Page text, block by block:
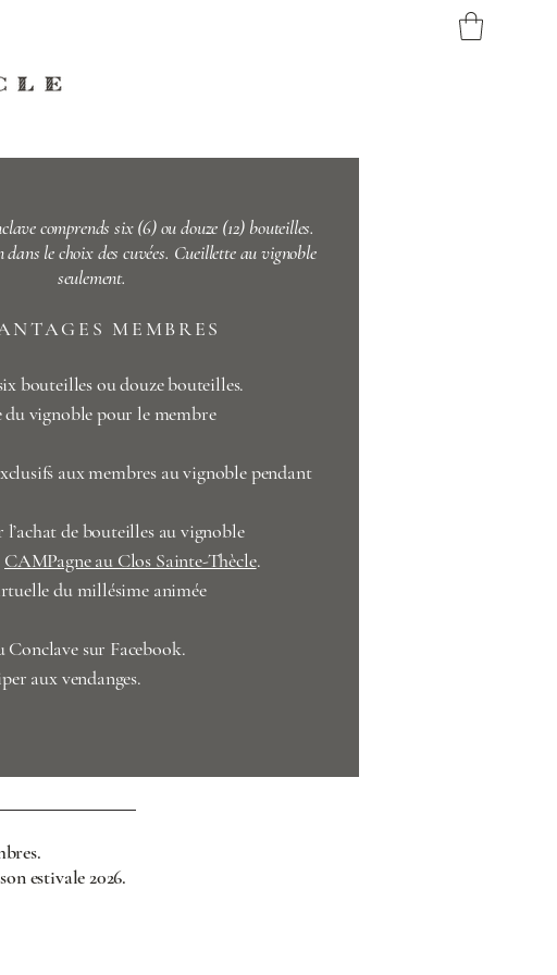
comprends six (6) ou douze (12) bouteilles.
le choix des cuvées. Cueillette au vignoble
seulement.
MEMBRES
bouteilles ou douze bouteilles.
du vignoble pour le membre
aux membres au vignoble pendant
de bouteilles au vignoble
CAMPagne au Clos Sainte-Thècle.​​
du millésime animée
Conclave sur Facebook.
aux vendanges.
estivale 2026.